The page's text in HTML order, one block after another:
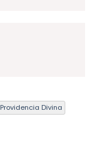
Providencia Divina